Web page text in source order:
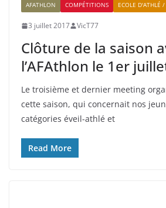
AFATHLON COMPÉTITIONS ECOLE D'ATHLÉ
3 juillet 2017 VicT77
Clôture de la saison
l’AFAthlon le 1er
Le troisième et dernier meeting
cette saison, qui concernait nos
catégories éveil-athlé et
Read More